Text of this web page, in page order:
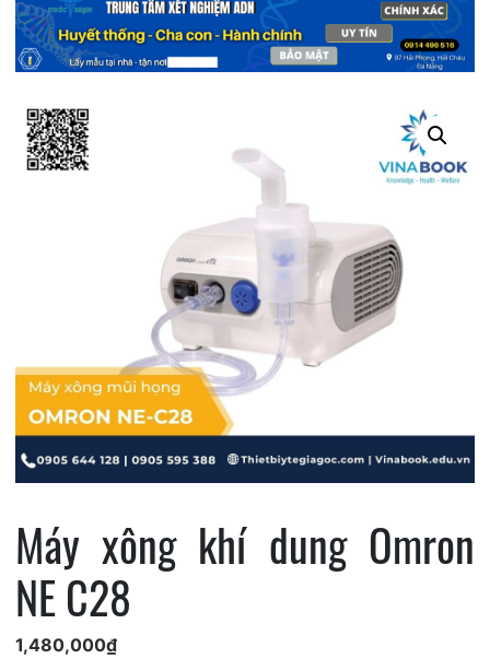
Máy xông khí dung Omron
NE C28
1,480,000₫